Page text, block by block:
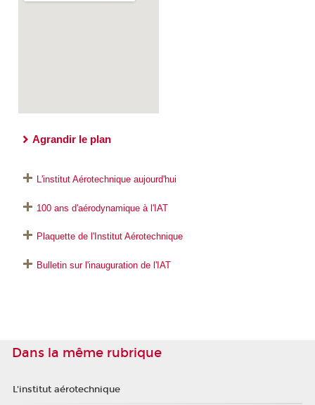
Agrandir le plan
L'institut Aérotechnique aujourd'hui
100 ans d'aérodynamique à l'IAT
Plaquette de l'Institut Aérotechnique
Bulletin sur l'inauguration de l'IAT
Dans la même rubrique
L'institut aérotechnique